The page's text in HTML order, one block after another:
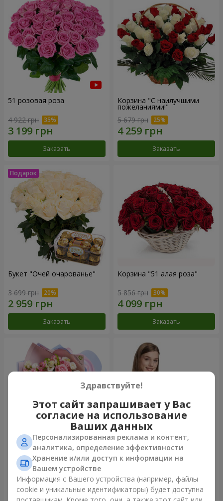
51 розовая роза
4 922 грн
Заказать
Корзина "С наилучшими
пожеланиями!"
5 679 грн
Заказать
Букет "Очей очарованье"
3 699 грн
Заказать
Корзина "51 алая роза"
5 856 грн
Заказать
Букет "Сказка моей жизни"
2 221 грн
Заказать
Корзина "Ангелочек"
Заказать
Здравствуйте!
Этот сайт запрашивает у Вас
согласие на использование
Ваших данных
Персонализированная реклама и контент,
аналитика, определение эффективности
Хранение и/или доступ к информации на
Вашем устройстве
Информация с Вашего устройства (например, файлы
cookie и уникальные идентификаторы) будет доступна